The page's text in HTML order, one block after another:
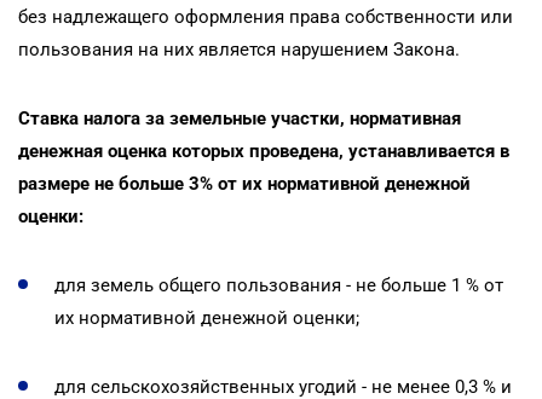
без надлежащего оформления права собственности или
пользования на них является нарушением Закона.
Ставка налога за земельные участки, нормативная
денежная оценка которых проведена, устанавливается в
размере не больше 3% от их нормативной денежной
оценки:
для земель общего пользования - не больше 1 % от
их нормативной денежной оценки;
для сельскохозяйственных угодий - не менее 0,3 % и